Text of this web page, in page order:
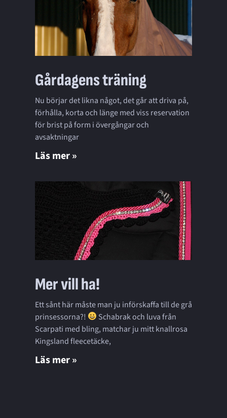
Gårdagens träning
Nu börjar det likna något, det går att driva på,
förhålla, korta och länge med viss reservation
för brist på form i övergångar och
avsaktningar
Läs mer »
Mer vill ha!
Ett sånt här måste man ju införskaffa till de grå
prinsessorna?!
Schabrak och luva från
Scarpati med bling, matchar ju mitt knallrosa
Kingsland fleecetäcke,
Läs mer »